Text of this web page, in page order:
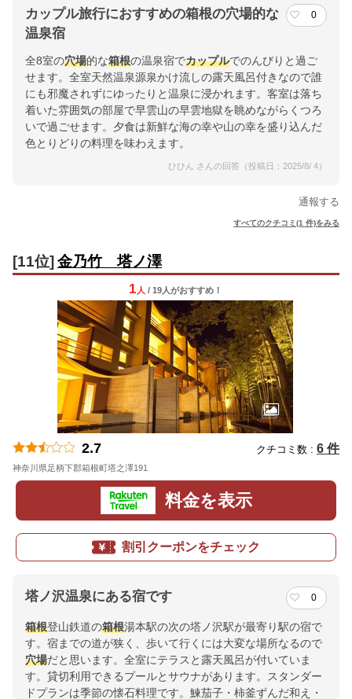
カップル旅行におすすめの箱根の穴場的な
温泉宿
0
全8室の穴場的な箱根の温泉宿でカップルでのんびりと過ご
せます。全室天然温泉源泉かけ流しの露天風呂付きなので誰
にも邪魔されずにゆったりと温泉に浸かれます。客室は落ち
着いた雰囲気の部屋で早雲山の早雲地獄を眺めながらくつろ
いで過ごせます。夕食は新鮮な海の幸や山の幸を盛り込んだ
色とりどりの料理を味わえます。
ひひん さんの回答（投稿日：2025/8/ 4）
通報する
すべてのクチコミ(1 件)をみる
[11位] 金乃竹 塔ノ澤
1 人 / 19人がおすすめ！
2.7 クチコミ数 : 6 件
神奈川県足柄下郡箱根町塔之澤191
料金を表示
割引クーポンをチェック
塔ノ沢温泉にある宿です 0
箱根登山鉄道の箱根湯本駅の次の塔ノ沢駅が最寄り駅の宿で
す。宿までの道が狭く、歩いて行くには大変な場所なるので
穴場だと思います。全室にテラスと露天風呂が付いていま
す。貸切利用できるプールとサウナがあります。スタンダー
ドプランは季節の懐石料理です。鰊茄子・柿釜ずんだ和え・